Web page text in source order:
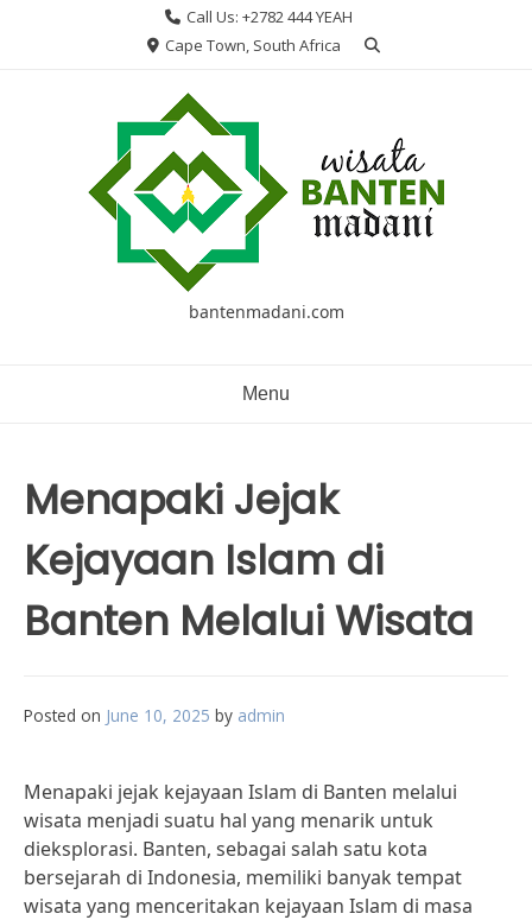
Call Us: +2782 444 YEAH
Cape Town, South Africa
bantenmadani.com
Menu
Menapaki Jejak
Kejayaan Islam di
Banten Melalui Wisata
Posted on June 10, 2025 by admin
Menapaki jejak kejayaan Islam di Banten melalui
wisata menjadi suatu hal yang menarik untuk
dieksplorasi. Banten, sebagai salah satu kota
bersejarah di Indonesia, memiliki banyak tempat
wisata yang menceritakan kejayaan Islam di masa